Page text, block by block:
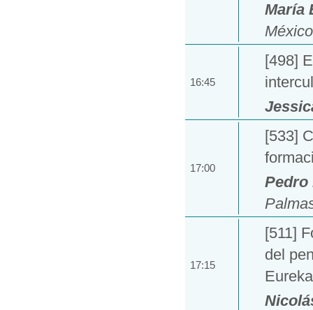
María
16:45
[498]
17:00
[533]
Pedro
17:15
[511]
del